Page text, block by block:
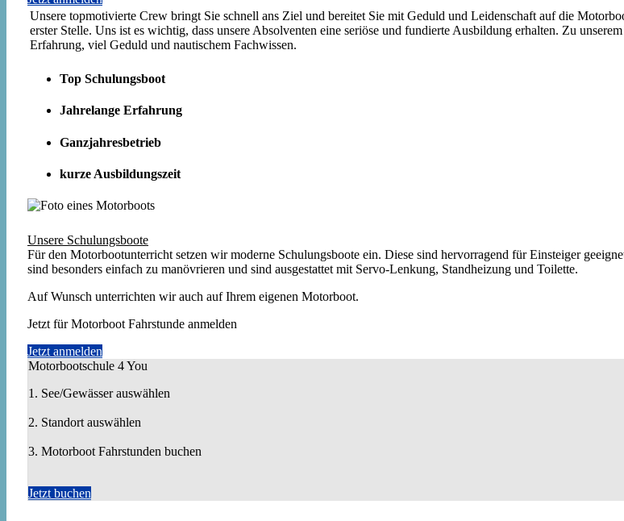
Unsere topmotivierte Crew bringt Sie schnell ans Ziel und bereitet Sie mit Geduld und Leidenschaft auf die
erster Stelle. Uns ist es wichtig, dass unsere Absolventen eine seriöse und fundierte Ausbildung erhalten. Zu
Erfahrung, viel Geduld und nautischem Fachwissen.
Top Schulungsboot
Jahrelange Erfahrung
Ganzjahresbetrieb
kurze Ausbildungszeit
Unsere Schulungsboote
Für den Motorbootunterricht setzen wir moderne Schulungsboote ein. Diese sind hervorragend für Einsteiger
sind besonders einfach zu manövrieren und sind ausgestattet mit Servo-Lenkung, Standheizung und Toilette.
Auf Wunsch unterrichten wir auch auf Ihrem eigenen Motorboot.
Jetzt für Motorboot Fahrstunde anmelden
Jetzt anmelden
Motorbootschule 4 You
1. See/Gewässer auswählen
2. Standort auswählen
3. Motorboot Fahrstunden buchen
Jetzt buchen